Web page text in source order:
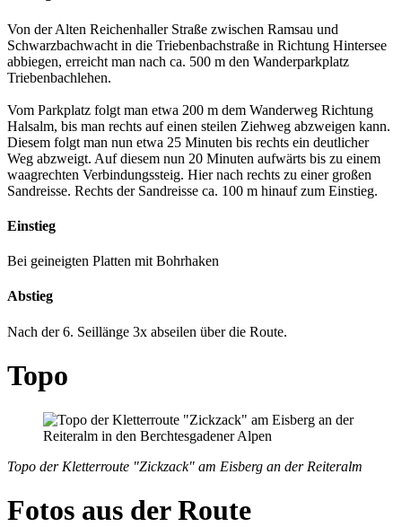
Von der Alten Reichenhaller Straße zwischen Ramsau und
Schwarzbachwacht in die Triebenbachstraße in Richtung Hintersee
abbiegen, erreicht man nach ca. 500 m den Wanderparkplatz
Triebenbachlehen.
Vom Parkplatz folgt man etwa 200 m dem Wanderweg Richtung
Halsalm, bis man rechts auf einen steilen Ziehweg abzweigen kann.
Diesem folgt man nun etwa 25 Minuten bis rechts ein deutlicher
Weg abzweigt. Auf diesem nun 20 Minuten aufwärts bis zu einem
waagrechten Verbindungssteig. Hier nach rechts zu einer großen
Sandreisse. Rechts der Sandreisse ca. 100 m hinauf zum Einstieg.
Einstieg
Bei geineigten Platten mit Bohrhaken
Abstieg
Nach der 6. Seillänge 3x abseilen über die Route.
Topo
Topo der Kletterroute "Zickzack" am Eisberg an der Reiteralm
Fotos aus der Route